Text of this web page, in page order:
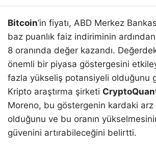
Bitcoin‘in fiyatı, ABD Merkez
baz puanlık faiz indiriminin
8 oranında değer kazandı.
önemli bir piyasa göstergesini
fazla yükseliş potansiyeli olduğunu
Kripto araştırma şirketi
Moreno, bu göstergenin kardaki arz
olduğunu ve bu oranın
güvenini artırabileceğini belirtti.